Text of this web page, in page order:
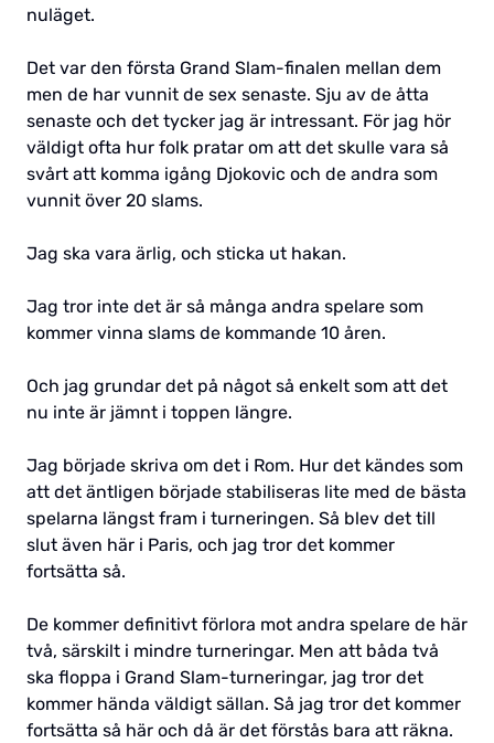
nuläget.
Det var den första Grand Slam-finalen mellan dem
men de har vunnit de sex senaste. Sju av de åtta
senaste och det tycker jag är intressant. För jag hör
väldigt ofta hur folk pratar om att det skulle vara så
svårt att komma igång Djokovic och de andra som
vunnit över 20 slams.
Jag ska vara ärlig, och sticka ut hakan.
Jag tror inte det är så många andra spelare som
kommer vinna slams de kommande 10 åren.
Och jag grundar det på något så enkelt som att det
nu inte är jämnt i toppen längre.
Jag började skriva om det i Rom. Hur det kändes som
att det äntligen började stabiliseras lite med de bästa
spelarna längst fram i turneringen. Så blev det till
slut även här i Paris, och jag tror det kommer
fortsätta så.
De kommer definitivt förlora mot andra spelare de här
två, särskilt i mindre turneringar. Men att båda två
ska floppa i Grand Slam-turneringar, jag tror det
kommer hända väldigt sällan. Så jag tror det kommer
fortsätta så här och då är det förstås bara att räkna.